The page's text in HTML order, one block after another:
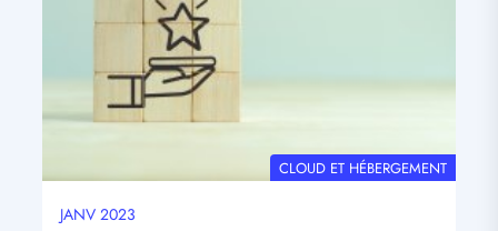
THÉMATIQUE
CLOUD ET HÉBERGEMENT
Date
JANV 2023